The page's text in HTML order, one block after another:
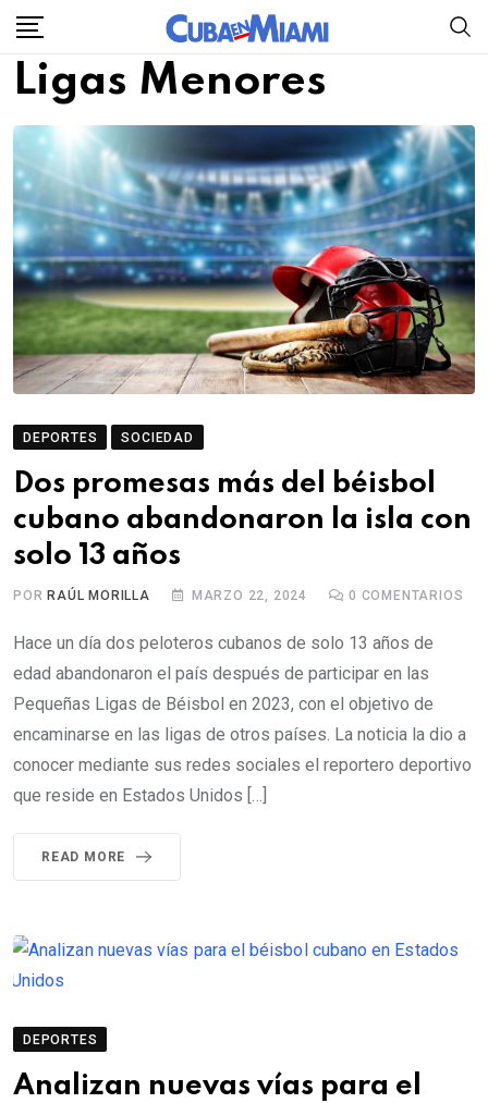
Skip
content
Ligas Menores
DEPORTES SOCIEDAD
Dos promesas más del béisbol
cubano abandonaron la isla con
solo 13 años
POR RAÚL MORILLA MARZO 22, 2024 0 COMENTARIOS
Hace un día dos peloteros cubanos de solo 13 años de
edad abandonaron el país después de participar en las
Pequeñas Ligas de Béisbol en 2023, con el objetivo de
encaminarse en las ligas de otros países. La noticia la dio a
conocer mediante sus redes sociales el reportero deportivo
que reside en Estados Unidos […]
READ MORE
DEPORTES
Analizan nuevas vías para el